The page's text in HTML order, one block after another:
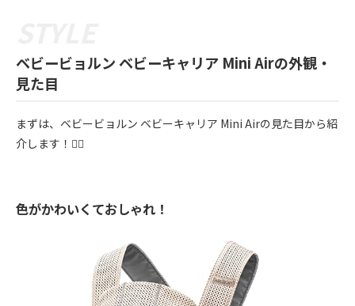
ベビービョルン ベビーキャリア Mini Airの外観・
見た目
まずは、ベビービョルン ベビーキャリア Mini Airの見た目から紹
介します！💁‍♀️
色がかわいくておしゃれ！